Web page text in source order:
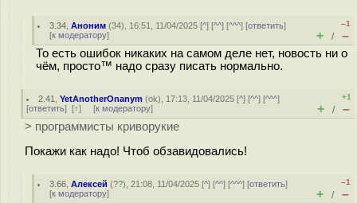
3.34 ,Аноним (34), 16:51, 11/04/2025 [^] [^^] [^^^] [ответить]
[к модератору]
–1
+ / –
То есть ошибок никаких на самом деле нет, новость ни о
чём, просто™ надо сразу писать нормально.
2.41 ,YetAnotherOnanym (ok), 17:13, 11/04/2025 [^] [^^] [^^^]
[ответить] [↑] [к модератору]
+1
+ / –
> программисты криворукие
Покажи как надо! Чтоб обзавидовались!
3.66 ,Алексей (??), 21:08, 11/04/2025 [^] [^^] [^^^] [ответить]
[к модератору]
–1
+ / –